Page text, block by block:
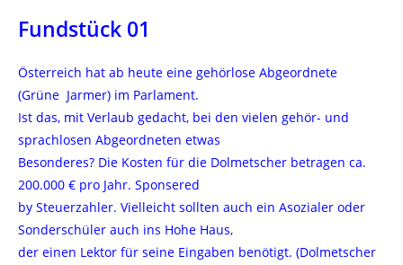
Fundstück 01
Österreich hat ab heute eine gehörlose Abgeordnete
(Grüne Jarmer) im Parlament.
Ist das, mit Verlaub gedacht, bei den vielen gehör- und
sprachlosen Abgeordneten etwas
Besonderes? Die Kosten für die Dolmetscher betragen ca.
200.000 € pro Jahr. Sponsered
by Steuerzahler. Vielleicht sollten auch ein Asozialer oder
Sonderschüler auch ins Hohe Haus,
der einen Lektor für seine Eingaben benötigt. (Dolmetscher